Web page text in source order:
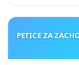
PETICE ZA